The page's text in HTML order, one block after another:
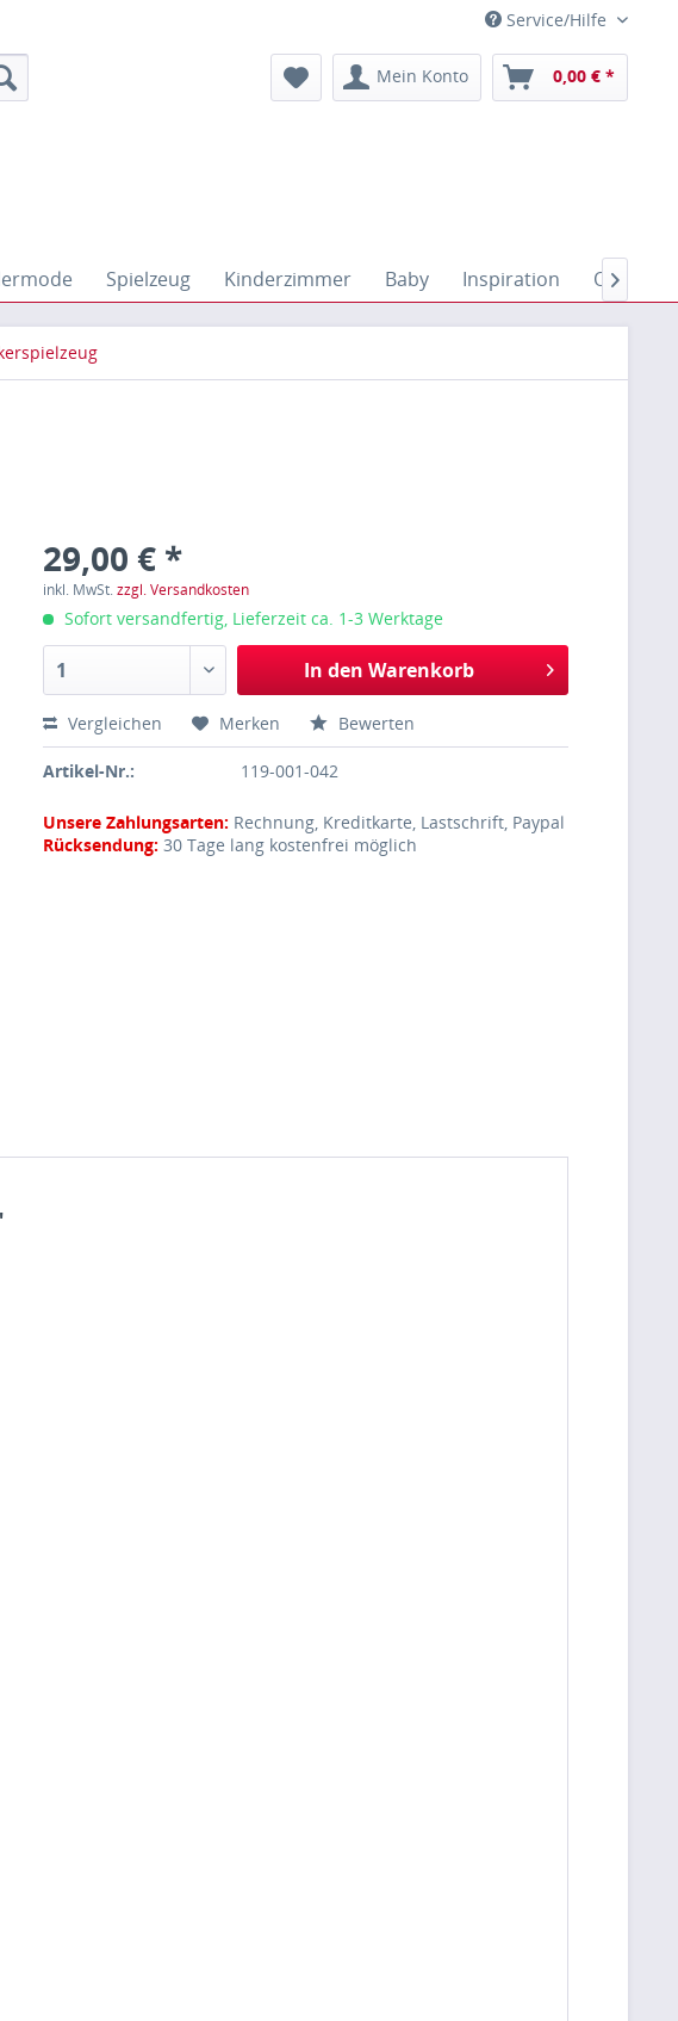
Service/Hilfe
Mein Konto 0,00 € *
Spielzeug Kinderzimmer Baby Inspiration Outdoor

29,00 € *
inkl. MwSt.zzgl. Versandkosten
Sofort versandfertig, Lieferzeit ca. 1-3 Werktage
In den Warenkorb
Vergleichen Merken Bewerten
Artikel-Nr.: 119-001-042
Unsere Zahlungsarten: Rechnung, Kreditkarte, Lastschrift, Paypal
Rücksendung:30 Tage lang kostenfrei möglich